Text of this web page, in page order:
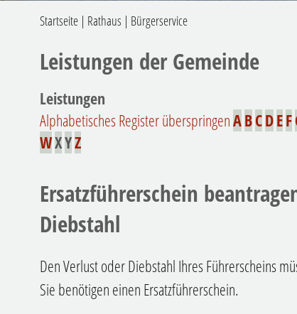
Startseite | Rathaus | Bürgerservice
Leistungen der Gemeinde
Leistungen
Alphabetisches Register überspringenABCDEF
WXYZ
Ersatzführerschein
Diebstahl
Den Verlust oder Diebstahl Ihres Führerscheins
Sie benötigen einen Ersatzführerschein.